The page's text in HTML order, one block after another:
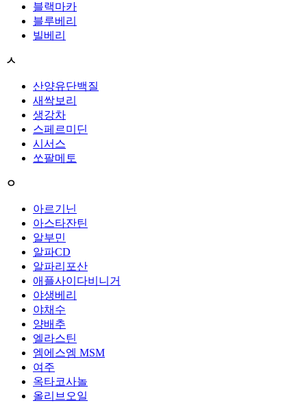
블랙마카
블루베리
빌베리
ㅅ
산양유단백질
새싹보리
생강차
스페르미딘
시서스
쏘팔메토
ㅇ
아르기닌
아스타잔틴
알부민
알파CD
알파리포산
애플사이다비니거
야생베리
야채수
양배추
엘라스틴
엠에스엠 MSM
여주
옥타코사놀
올리브오일